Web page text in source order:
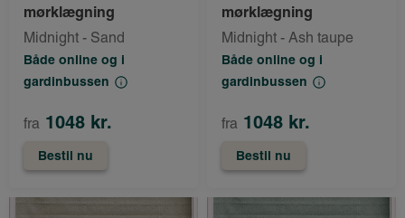
mørklægning
Midnight - Sand
Både online og i
gardinbussen
fra 1048 kr.
Bestil nu
mørklægning
Midnight - Ash taupe
Både online og i
gardinbussen
fra 1048 kr.
Bestil nu